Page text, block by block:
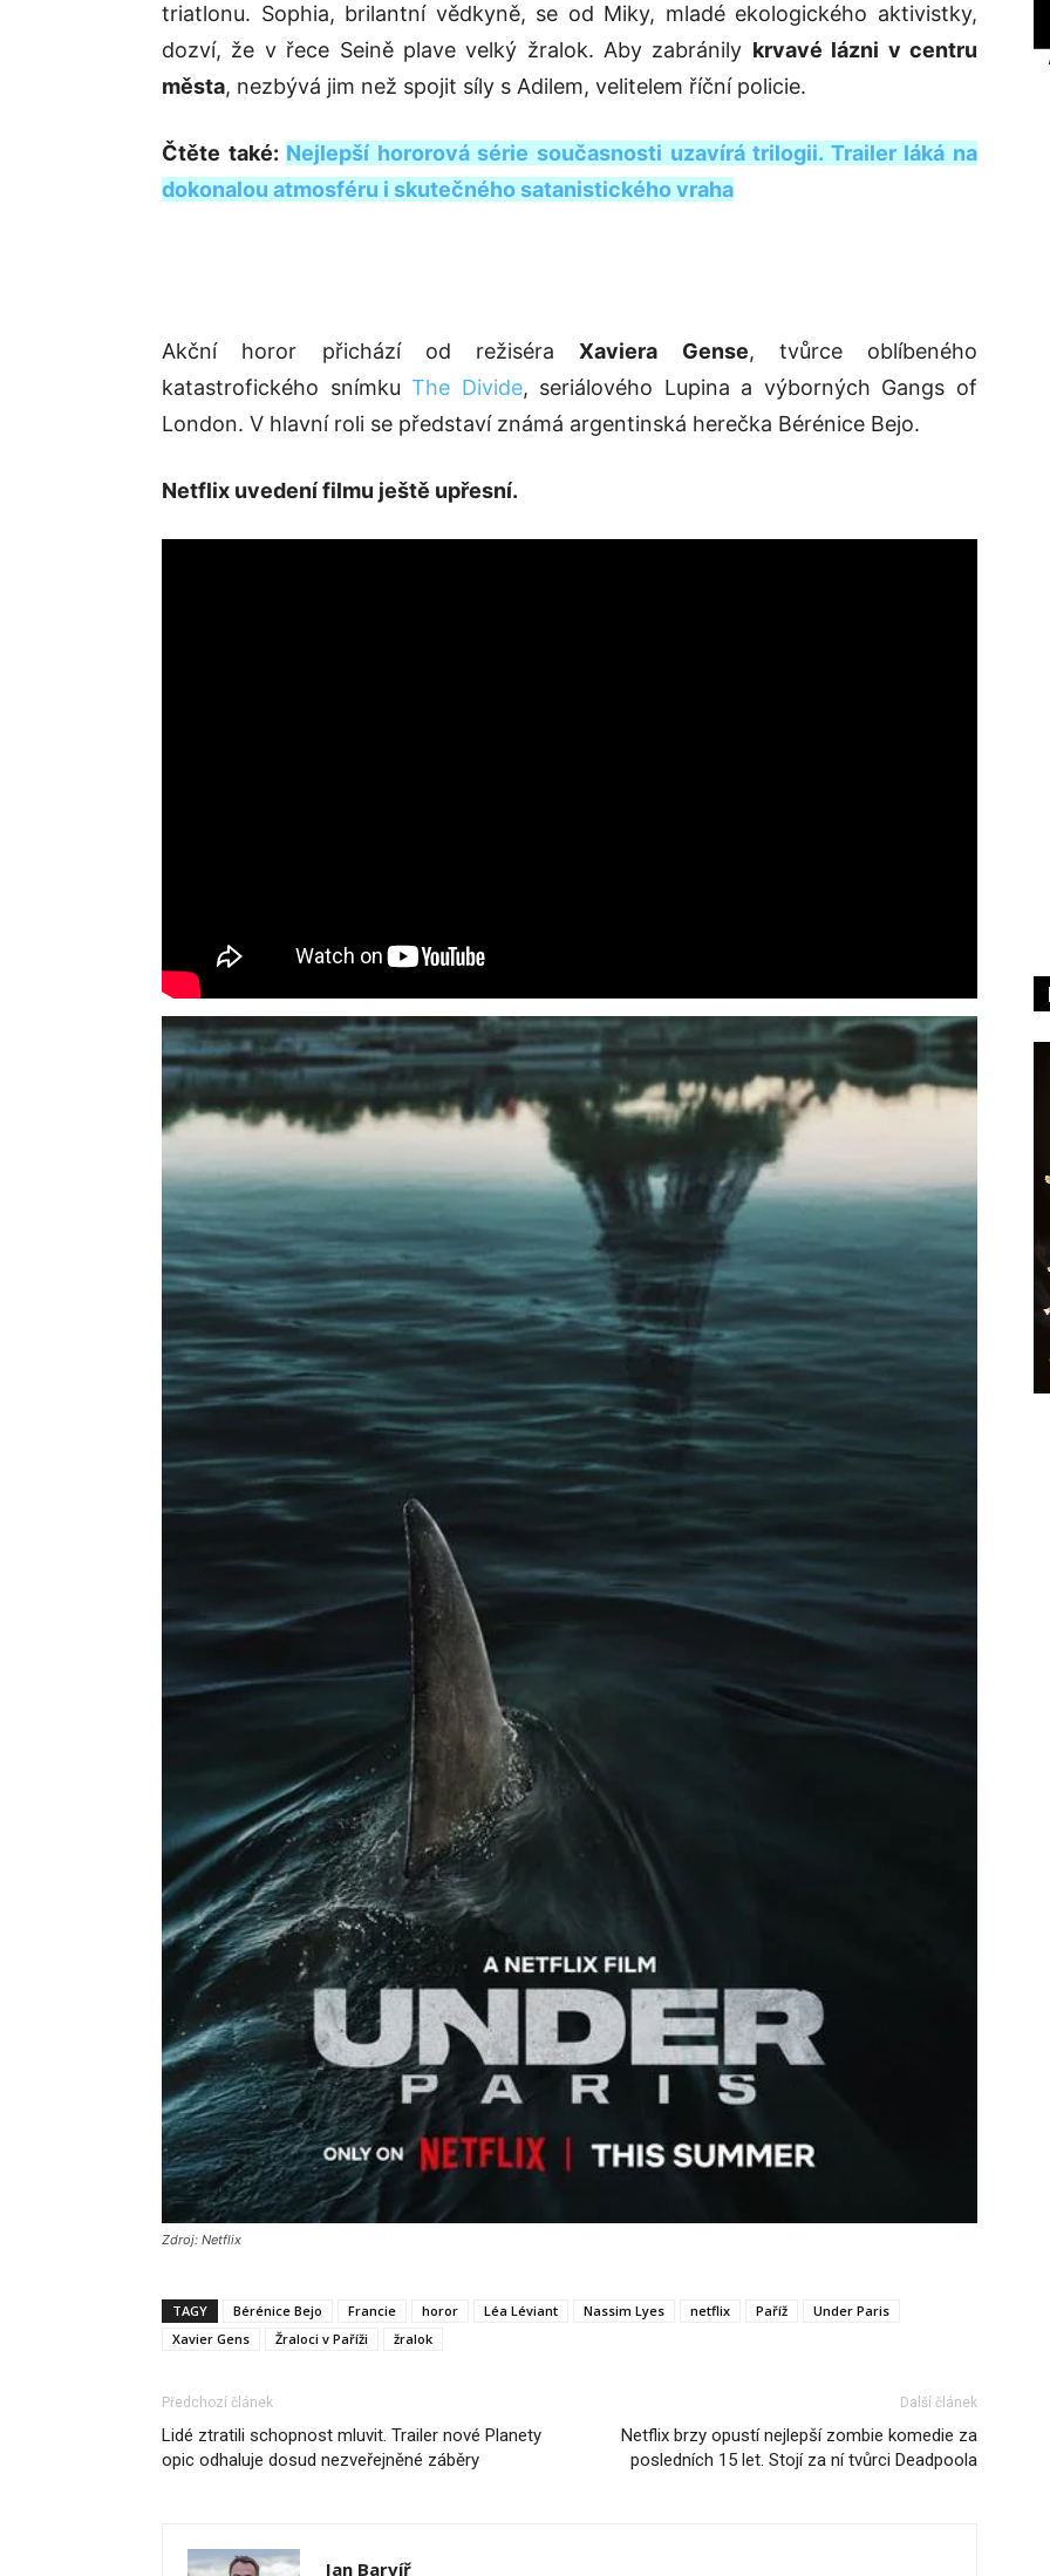
triatlonu. Sophia, brilantní vědkyně, se od Miky, mladé ekologického aktivistky,
dozví, že v řece Seině plave velký žralok. Aby zabránily krvavé lázni v centru
města, nezbývá jim než spojit síly s Adilem, velitelem říční policie.
Čtěte také: Nejlepší hororová série současnosti uzavírá trilogii. Trailer láká na
dokonalou atmosféru i skutečného satanistického vraha
Akční horor přichází od režiséra Xaviera Gense, tvůrce oblíbeného
katastrofického snímkuThe Divide, seriálového Lupina a výborných Gangs of
London. V hlavní roli se představí známá argentinská herečka Bérénice Bejo.
Netflix uvedení filmu ještě upřesní.
Zdroj: Netflix
TAGY Bérénice Bejo Francie horor Léa Léviant Nassim Lyes netflix Paříž
Under Paris
Xavier Gens
Žraloci v Paříži žralok
Předchozí článek
Lidé ztratili schopnost mluvit. Trailer nové Planety
opic odhaluje dosud nezveřejněné záběry
Další článek
Netflix brzy opustí nejlepší zombie komedie za
posledních 15 let. Stojí za ní tvůrci Deadpoola
Jan Barvíř